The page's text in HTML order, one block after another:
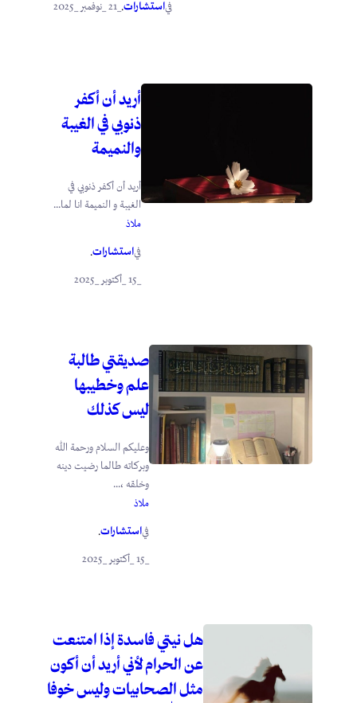
فياستشارات. _21 _نوفمبر _2025
أريد أن أكفر
ذنوبي في الغيبة
والنميمة
أريد أن أكفر ذنوبي في
الغيبة و النميمة انا لما...
ملاذ
فياستشارات.
صديقتي طالبة
علم وخطيبها
ليس كذلك
وعليكم السلام ورحمة الله
وبركاته طالما رضيت دينه
وخلقه ،...
ملاذ
فياستشارات.
هل نيتي فاسدة إذا امتنعت
عن الحرام لأني أريد أن أكون
مثل الصحابيات وليس خوفا